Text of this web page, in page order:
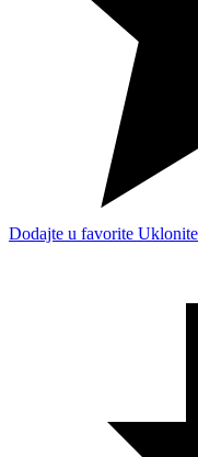
Dodajte u favorite